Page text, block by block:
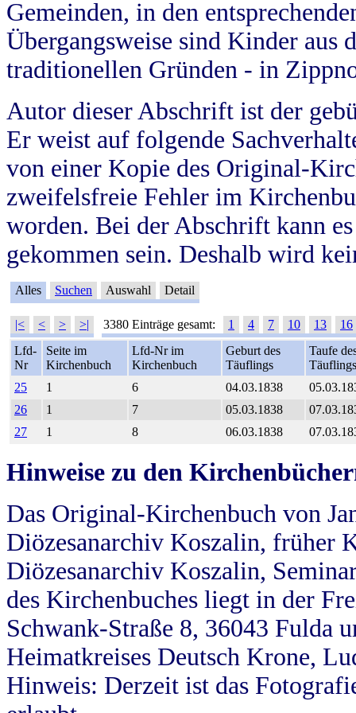
Gemeinden, in den
Übergangsweise sind Kinder aus
traditionellen Gründen - in
Autor dieser Abschrift ist der
Er weist auf folgende
von einer Kopie des Original-
zweifelsfreie Fehler im
worden. Bei der Abschrift kann
gekommen sein. Deshalb wird
Alles Suchen Auswahl Detail
|< < > >| 3380 Einträge gesamt: 1 4 7 10 13
16
Lfd-
Nr
Seite im
Kirchenbuch
Lfd-Nr im
Kirchenbuch
Geburt des
Täuflings
Taufe
Täuflings
25
1 6 04.03.1838
26
1 7 05.03.1838
27
1 8 06.03.1838
Hinweise zu den
Das Original-Kirchenbuch von
Diözesanarchiv Koszalin, früher
Diözesanarchiv Koszalin,
des Kirchenbuches liegt in der
Schwank-Straße 8, 36043 Fulda
Heimatkreises Deutsch Krone,
Hinweis: Derzeit ist das